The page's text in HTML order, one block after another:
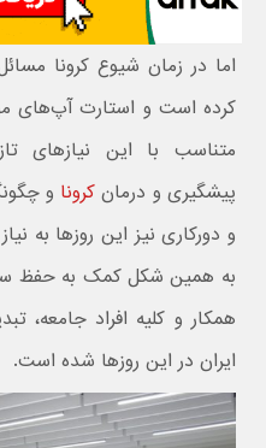
اما در زمان شیوع کرونا
کرده است و استارت آپ‌های
متناسب با این نیازهای
پیشگیری و درمان کرونا و
و دورکاری نیز این روزها به
به همین شکل کمک به حفظ
همکار و کلیه افراد جامعه،
ایران در این روزها شده است.